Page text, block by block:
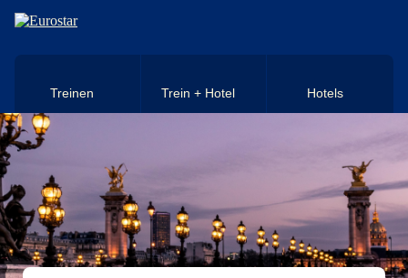
Naar hoofdinhoud
Treinen Trein + Hotel Hotels